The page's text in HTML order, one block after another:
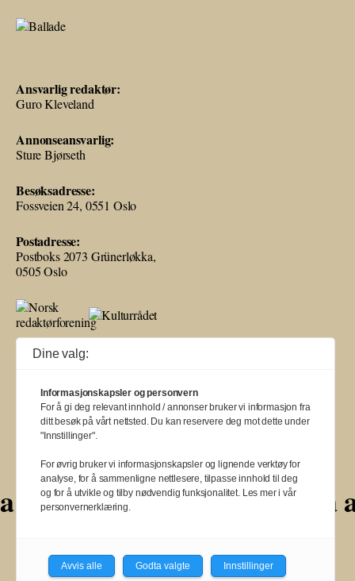
Ansvarlig redaktør:
Guro Kleveland
Annonseansvarlig:
Sture Bjørseth
Besøksadresse:
Fossveien 24, 0551 Oslo
Postadresse:
Postboks 2073 Grünerløkka,
0505 Oslo
Ballade mottar tilskudd fra Norsk kulturråd, i tillegg til økonomisk støtte
fra eierne NOPA, Norsk komponistforening og Musikkforleggerne.
BALLADE — NORGES MUSIKKMAGASIN
aa aa a
Dine valg:
Informasjonskapsler og personvern
For å gi deg relevant innhold / annonser bruker vi informasjon fra
ditt besøk på vårt nettsted. Du kan reservere deg mot dette under
"Innstillinger".
For øvrig bruker vi informasjonskapsler og lignende verktøy for
analyse, for å sammenligne nettlesere, tilpasse innhold til deg
og for å utvikle og tilby nødvendig funksjonalitet. Les mer i vår
personvernerklæring.
Avvis alle Godta valgte Innstillinger